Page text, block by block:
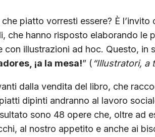
piatto vorresti essere? È
che hanno risposto elaborando le
con illustrazioni ad hoc. Questo, in
¡a la mesa!” (“Illustratori, a
dalla vendita del libro, che
dipinti andranno al lavoro
sono 48 opere che, oltre ad
al nostro appetito e anche ai